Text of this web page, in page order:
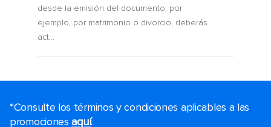
desde la emisión del documento, por
ejemplo, por matrimonio o divorcio, deberás
act...
*Consulte los términos y condiciones aplicables a las
promocionesaquí.